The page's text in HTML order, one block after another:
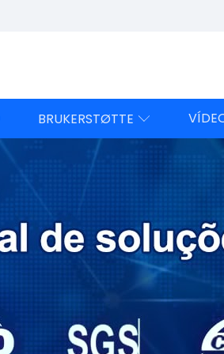
BRUKERSTØTTE 